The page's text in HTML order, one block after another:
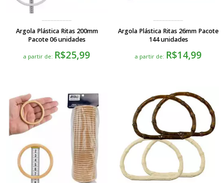
Argola Plástica Ritas 200mm
Pacote 06 unidades
a partir de: R$25,99
Argola Plástica Ritas 26mm Pacote
144 unidades
a partir de: R$14,99